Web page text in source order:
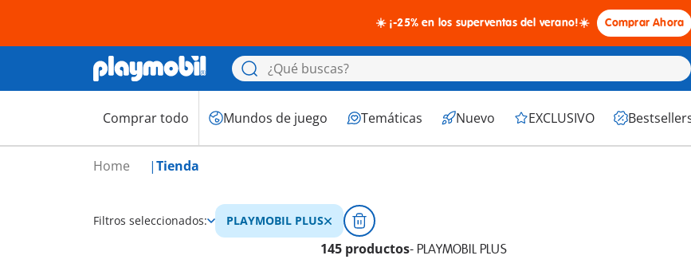
☀️ ¡-25% en los superventas del verano!☀️ Comprar Ahora
Comprar todo Mundos de juego Temáticas Nuevo EXCLUSIVO
Home Tienda
Filtros seleccionados: PLAYMOBIL PLUS
145 productos- PLAYMOBIL PLUS